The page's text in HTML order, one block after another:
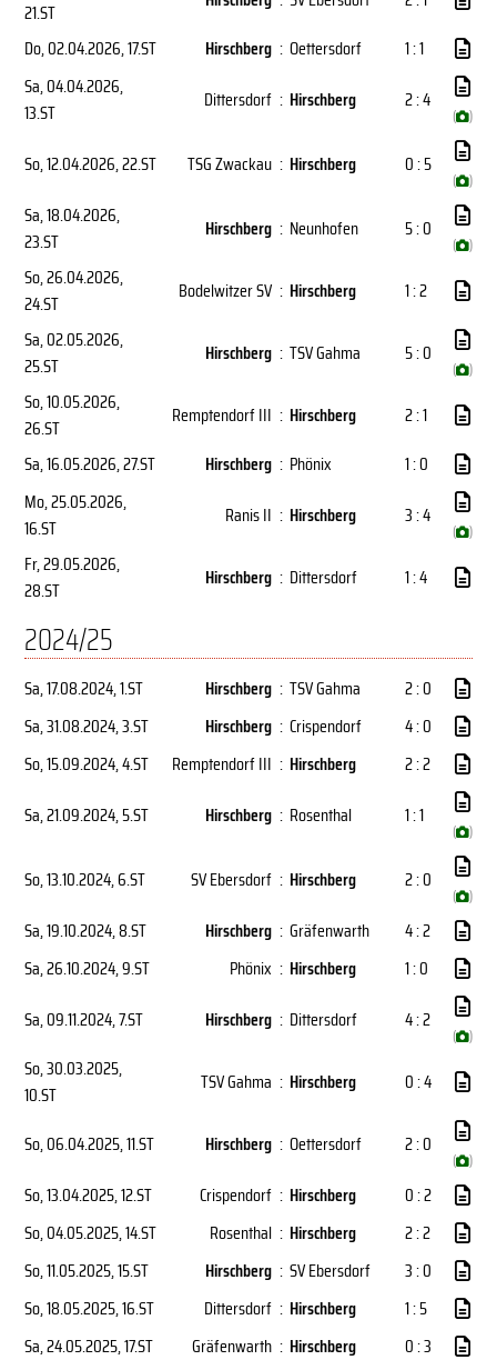
21.ST
Do, 02.04.2026, 17.ST Hirschberg : Oettersdorf
1 : 1
Sa, 04.04.2026,
13.ST
Dittersdorf : Hirschberg 2 : 4
( )
So, 12.04.2026, 22.ST TSG Zwackau : Hirschberg 0 : 5
( )
Sa, 18.04.2026,
23.ST
Hirschberg : Neunhofen 5 : 0
( )
So, 26.04.2026,
24.ST
Bodelwitzer SV : Hirschberg
1 : 2
Sa, 02.05.2026,
25.ST
Hirschberg : TSV Gahma 5 : 0
( )
So, 10.05.2026,
26.ST
Remptendorf III : Hirschberg
2 : 1
Sa, 16.05.2026, 27.ST Hirschberg : Phönix
1 : 0
Mo, 25.05.2026,
16.ST
Ranis II : Hirschberg 3 : 4
( )
Fr, 29.05.2026,
28.ST
Hirschberg : Dittersdorf 1 : 4
2024/25
Sa, 17.08.2024, 1.ST Hirschberg : TSV Gahma
2 : 0
Sa, 31.08.2024, 3.ST Hirschberg : Crispendorf
4 : 0
So, 15.09.2024, 4.ST Remptendorf III : Hirschberg
2 : 2
Sa, 21.09.2024, 5.ST Hirschberg : Rosenthal 1 : 1
( )
So, 13.10.2024, 6.ST SV Ebersdorf : Hirschberg 2 : 0
( )
Sa, 19.10.2024, 8.ST Hirschberg : Gräfenwarth
4 : 2
Sa, 26.10.2024, 9.ST Phönix : Hirschberg
1 : 0
Sa, 09.11.2024, 7.ST Hirschberg : Dittersdorf 4 : 2
( )
So, 30.03.2025,
10.ST
TSV Gahma : Hirschberg 0 : 4
So, 06.04.2025, 11.ST Hirschberg : Oettersdorf 2 : 0
( )
So, 13.04.2025, 12.ST Crispendorf : Hirschberg
0 : 2
So, 04.05.2025, 14.ST Rosenthal : Hirschberg
2 : 2
So, 11.05.2025, 15.ST Hirschberg : SV Ebersdorf
3 : 0
So, 18.05.2025, 16.ST Dittersdorf : Hirschberg
1 : 5
Sa, 24.05.2025, 17.ST Gräfenwarth : Hirschberg 0 : 3